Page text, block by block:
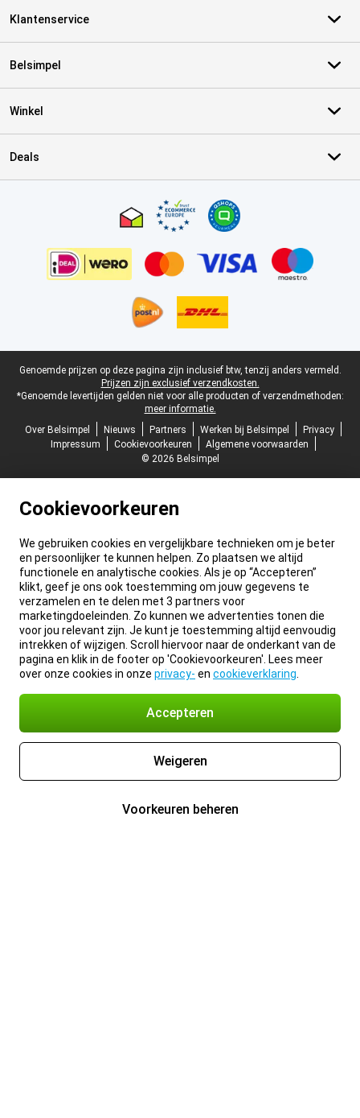
Klantenservice
Belsimpel
Winkel
Deals
Juridische voettekst
Genoemde prijzen op deze pagina zijn inclusief btw, tenzij anders vermeld.
Prijzen zijn exclusief verzendkosten.
*Genoemde levertijden gelden niet voor alle producten of verzendmethoden:
meer informatie.
Over Belsimpel
Nieuws Partners Werken bij Belsimpel
Privacy
Impressum
Cookievoorkeuren
Algemene voorwaarden
© 2026 Belsimpel
Cookievoorkeuren
We gebruiken cookies en vergelijkbare technieken om je beter
en persoonlijker te kunnen helpen. Zo plaatsen we altijd
functionele en analytische cookies. Als je op “Accepteren”
klikt, geef je ons ook toestemming om jouw gegevens te
verzamelen en te delen met 3 partners voor
marketingdoeleinden. Zo kunnen we advertenties tonen die
voor jou relevant zijn. Je kunt je toestemming altijd eenvoudig
intrekken of wijzigen. Scroll hiervoor naar de onderkant van de
pagina en klik in de footer op 'Cookievoorkeuren'. Lees meer
over onze cookies in onze privacy- en cookieverklaring
Accepteren
Weigeren
Voorkeuren beheren